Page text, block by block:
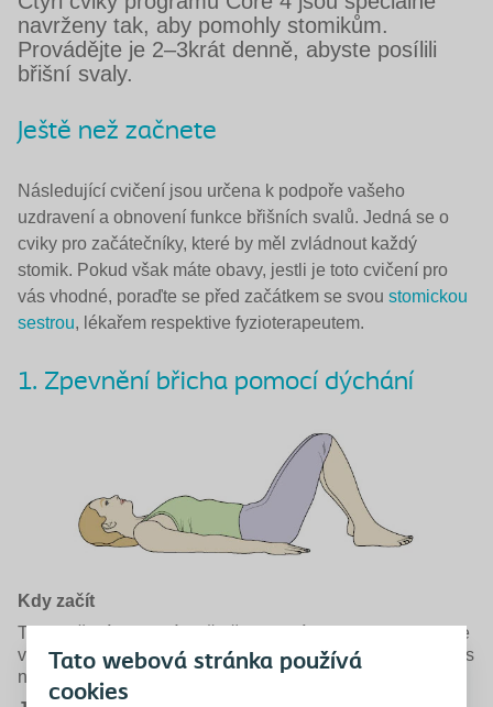
Tato webová stránka používá
cookies
navrženy tak, aby pomohly stomikům.
Provádějte je 2–3krát denně, abyste posílili
břišní svaly.
Ještě než začnete
Následující cvičení jsou určena k podpoře vašeho
uzdravení a obnovení funkce břišních svalů. Jedná se o
cviky pro začátečníky, které by měl zvládnout každý
stomik. Pokud však máte obavy, jestli je toto cvičení pro
vás vhodné, poraďte se před začátkem se svou stomickou
sestrou, lékařem respektive fyzioterapeutem.
1. Zpevnění břicha pomocí dýchání
Kdy začít
Toto cvičení lze zahájit již několik dní po operaci. Pokud je
vše v pořádku a vaše zotavení probíhá normálně, můžete s
ním začít dokonce ještě během pobytu v nemocnici.